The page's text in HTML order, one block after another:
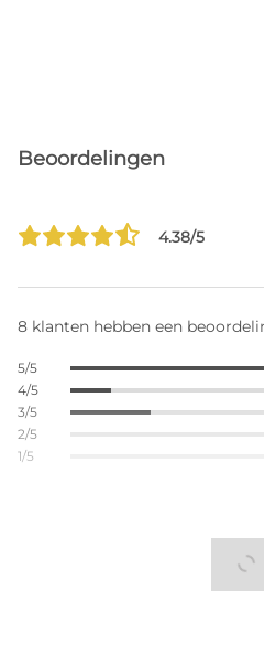
Beoordelingen
4.38/5
8 klanten hebben een
5/5
4/5
3/5
2/5
1/5